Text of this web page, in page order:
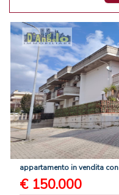
appartamento invendita con
€ 150.000